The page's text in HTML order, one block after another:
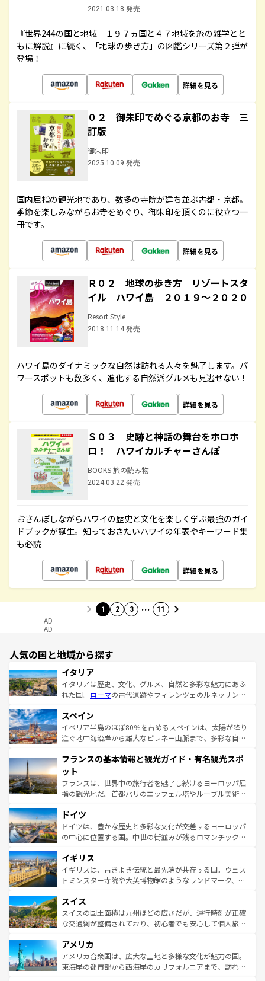
2021.03.18 発売
『世界244の国と地域 １９７ヵ国と４７地域を旅の雑学とと
もに解説』に続く、「地球の歩き方」の図鑑シリーズ第２弾が
登場！
詳細を見る
０２ 御朱印でめぐる京都のお寺 三
訂版
御朱印
2025.10.09 発売
国内屈指の観光地であり、数多の寺院が建ち並ぶ古都・京都。
季節を楽しみながらお寺をめぐり、御朱印を頂くのに役立つ一
冊です。
詳細を見る
Ｒ０２ 地球の歩き方 リゾートスタ
イル ハワイ島 ２０１９～２０２０
Resort Style
2018.11.14 発売
ハワイ島のダイナミックな自然は訪れる人々を魅了します。パ
ワースポットも数多く、進化する自然派グルメも見逃せない！
詳細を見る
Ｓ０３ 史跡と神話の舞台をホロホ
ロ！ ハワイカルチャーさんぽ
BOOKS 旅の読み物
2024.03.22 発売
おさんぽしながらハワイの歴史と文化を楽しく学ぶ最強のガイ
ドブックが誕生。知っておきたいハワイの年表やキーワード集
も必読
詳細を見る
1 2 3 … 11
AD
AD
人気の国と地域から探す
イタリア
イタリアは歴史、文化、グルメ、自然と多彩な魅力にあふ
れた国。 ローマの古代遺跡やフィレンツェのルネッサンス
ろん、トスカーナの美しい田園風景やアマルフィ海岸の絶
景など、自然景観も見逃せない。観光の合間には、本場の
ピザやパスタなど、絶品のイタリア料理を堪能することも
ませてくれるイタリアで、忘れられない旅をしてみよう！
なお、新着のイタリア情報は
しい。
スペイン
イベリア半島のほぼ80％を占めるスペインは、太陽が降り
注ぐ地中海沿岸から雄大なピレネー山脈まで、多彩な自然
文化が根付くこの国では、情熱的なフラメンコ、熱気あふ
れる闘牛、そして美味しいタパスが生活の一部となってい
る。首都マドリードの洗練された雰囲気や、バルセロナの
アートに溢れた街角から、地方では古代ローマ遺跡や中世
せる。地方によって風土や気候が異なるスペインはその個
性で訪れる人を魅了する。 なお、新着のスペイン情報は コ
ンテンツ一覧を参照してほしい。
フランスの基本情報と観光ガイド・有名観光スポ
ット
フランスは、世界中の旅行者を魅了し続けるヨーロッパ屈
指の観光地だ。首都パリのエッフェル塔やルーブル美術館
で、幅広い魅力が詰まっている。華麗な宮殿、歴史的な大
聖堂、美しいビーチ、そして豊かな自然が、訪れる者を心
から魅了する。また、フランスは美食の国としても知ら
いる。シャンパンの発祥地であるランス、プロヴァンスの
香り高いラベンダー畑など、多彩な楽しみ方が可能だ。さ
らに、パリ以外の地域にも魅力が溢れており、どの街角に
れる地方に足を運ぶとそれぞれで全く異なる文化を体験で
きるだろう。 なお、新着のフランス情報はコンテンツ一覧
を参照してほしい。
ドイツ
ドイツは、豊かな歴史と多彩な文化が交差するヨーロッパ
の中心に位置する国。中世の街並みが残るロマンチック街
顔を持つこの国は、どこを歩いても飽きることがない。ベ
ルリンの文化的活気、バイエルン州のアルプスの絶景、そ
してライン川沿いのワイン畑といった風景は必見。ビール
は、お酒好きな人にはぜひ体験してほしい。 なお、新着の
ドイツ情報はコンテンツ一覧を参照してほしい。
イギリス
イギリスは、古きよき伝統と最先端が共存する国。ウェス
トミンスター寺院や大英博物館のようなランドマーク、歴
リアごとに異なる魅力がある。また、優雅なアフタヌーン
ティー、ビール好きにはたまらない英国パブ、サッカー観
戦など、本場だからこそできる体験も豊富。イギリスを旅
ンツ一覧を参照してほしい。
スイス
スイスの国土面積は九州ほどの広さだが、運行時刻が正確
な交通網が整備されており、初心者でも安心して個人旅行
の建物がそのまま残る町や、スイスならではのユニークな
博物館もあり、アルプス観光だけでなく町歩きも満喫する
ことができる。国民の所得が高いため物価も高いが、旅行
アメリカ
アメリカ合衆国は、広大な土地と多様な文化が魅力の国。
東海岸の都市部から西海岸のカリフォルニアまで、訪れる